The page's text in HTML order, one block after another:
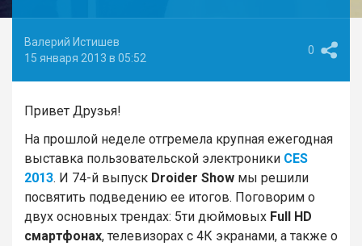
Валерий Истишев
15 января 2013 в 05:52
0
Привет Друзья!
На прошлой неделе отгремела крупная ежегодная
выставка пользовательской электроники CES
2013. И 74-й выпуск Droider Show мы решили
посвятить подведению ее итогов. Поговорим о
двух основных трендах: 5ти дюймовых Full HD
смартфонах, телевизорах с 4К экранами, а также о